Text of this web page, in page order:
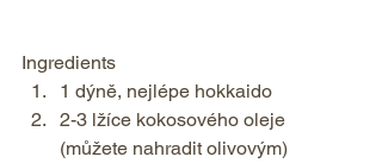
Ingredients
1 dýně, nejlépe hokkaido
2-3 lžíce kokosového oleje
(můžete nahradit olivovým)